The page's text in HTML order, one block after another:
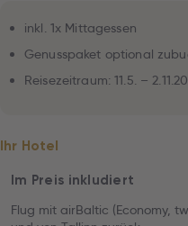
inkl. 1x Mittagessen
Genusspaket optional
Reisezeitraum: 11.5. –
Ihr Hotel
Im Preis inkludiert
Flug mit airBaltic (Economy,